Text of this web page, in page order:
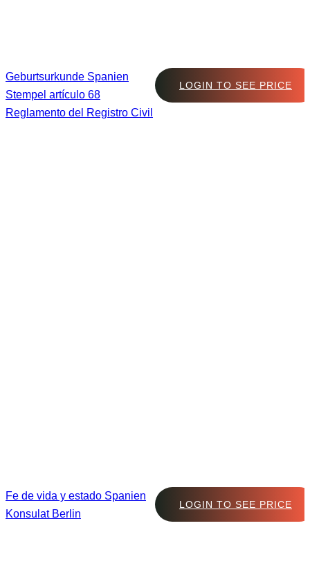
Geburtsurkunde Spanien
Stempel artículo 68
Reglamento del Registro Civil
LOGIN TO SEE PRICE
Fe de vida y estado Spanien
Konsulat Berlin
LOGIN TO SEE PRICE